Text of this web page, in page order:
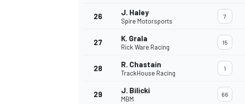
MÁS CATEGORÍAS
26 J. Haley
Spire Motorsports
7
27 K. Grala
Rick Ware Racing
15
28 R. Chastain
TrackHouse Racing
1
29 J. Bilicki
MBM
66